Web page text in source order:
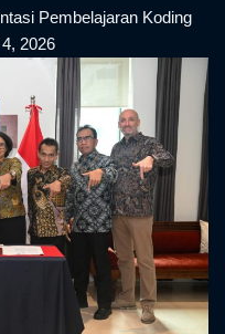
Pembelajaran Koding
2026